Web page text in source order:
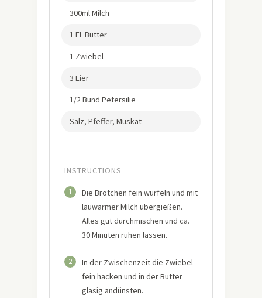
300ml Milch
1 EL Butter
1 Zwiebel
3 Eier
1/2 Bund Petersilie
Salz, Pfeffer, Muskat
INSTRUCTIONS
1
Die Brötchen fein würfeln und mit
lauwarmer Milch übergießen.
Alles gut durchmischen und ca.
30 Minuten ruhen lassen.
2
In der Zwischenzeit die Zwiebel
fein hacken und in der Butter
glasig andünsten.